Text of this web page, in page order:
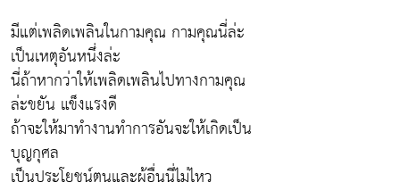
มีแต่เพลิดเพลินในกามคุณ กามคุณนี่ล่ะ
เป็นเหตุอันหนึ่งล่ะ
นี่ถ้าหากว่าให้เพลิดเพลินไปทางกามคุณ
ล่ะขยัน แข็งแรงดี
ถ้าจะให้มาทำงานทำการอันจะให้เกิดเป็น
บุญกุศล